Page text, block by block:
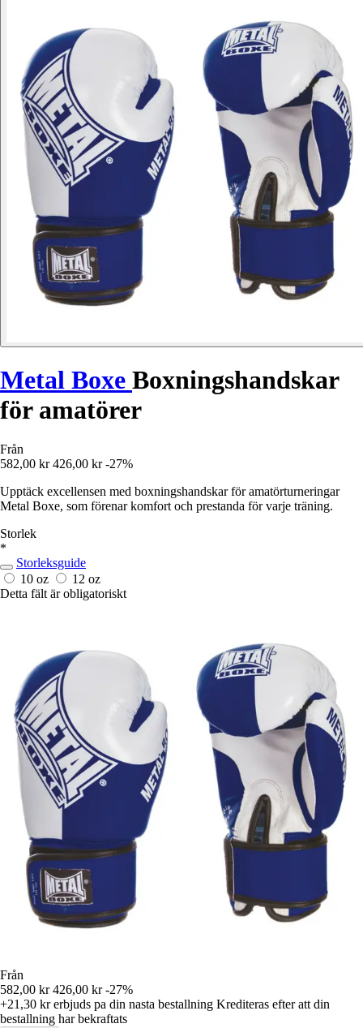
Metal Boxe Boxningshandskar
för amatörer
Från
582,00 kr 426,00 kr -27%
Upptäck excellensen med boxningshandskar för amatörturneringar
Metal Boxe, som förenar komfort och prestanda för varje träning.
Storlek
*
Storleksguide
10 oz
12 oz
Detta fält är obligatoriskt
Från
582,00 kr 426,00 kr -27%
+21,30 krerbjuds pa din nasta bestallning Krediteras efter att din
bestallning har bekraftats